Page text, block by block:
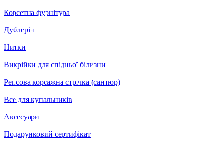
Корсетна фурнітура
Дублерін
Нитки
Викрійки для спідньої білизни
Репсова корсажна стрічка (сантюр)
Все для купальників
Аксесуари
Подарунковий сертифікат